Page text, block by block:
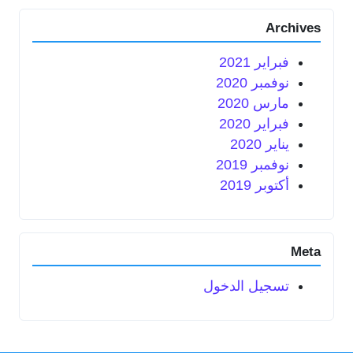
Archives
فبراير 2021
نوفمبر 2020
مارس 2020
فبراير 2020
يناير 2020
نوفمبر 2019
أكتوبر 2019
Meta
تسجيل الدخول